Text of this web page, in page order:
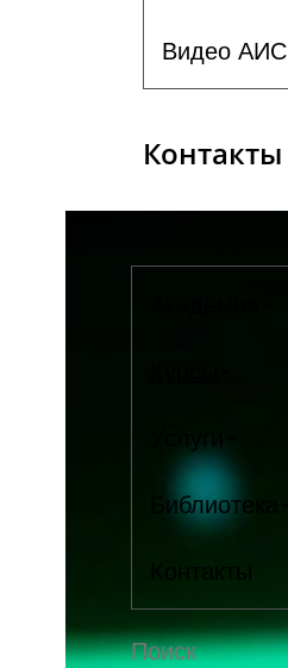
Видео АИС
Контакты
Библиотека
Контакты